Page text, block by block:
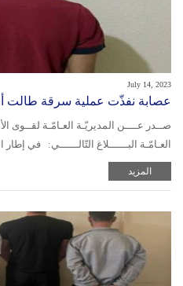
July 14, 2023
عصابة نفذّت عملية سرقة طالت
صــدر عــــن المديريّـة العـامّـة لقــوى
العـامّـة البــــــلاغ التّالــــــي: في
المزيد